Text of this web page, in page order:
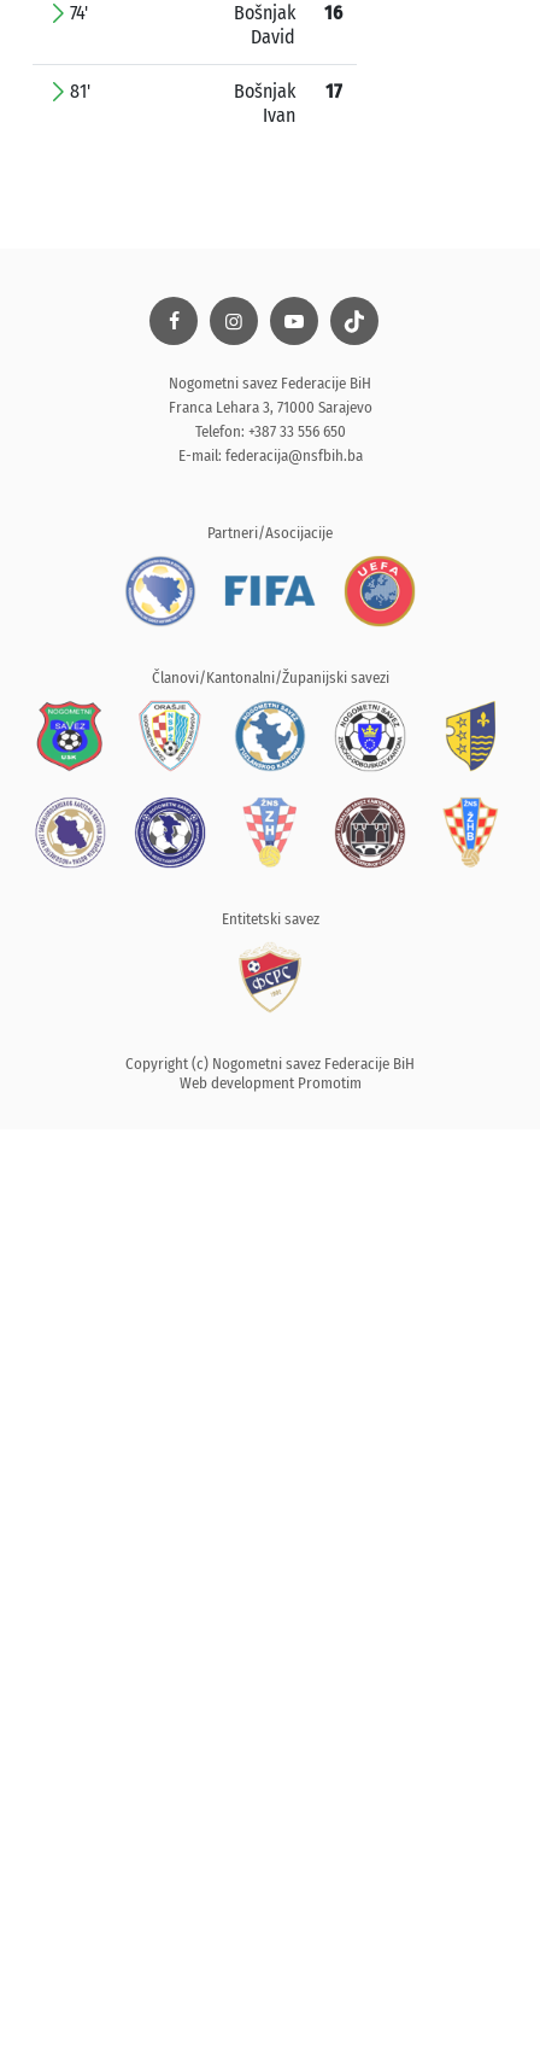
74'
Bošnjak
David
16
81'
Bošnjak
Ivan
17
Nogometni savez Federacije BiH
Franca Lehara 3, 71000 Sarajevo
Telefon: +387 33 556 650
E-mail: federacija@nsfbih.ba
Partneri/Asocijacije
Članovi/Kantonalni/Županijski savezi
Entitetski savez
Copyright (c) Nogometni savez Federacije BiH
Web development Promotim